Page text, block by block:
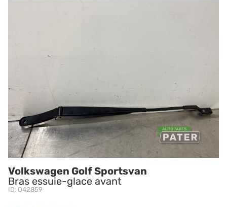
Volkswagen Golf Sportsvan
Bras essuie-glace avant
ID: O42859